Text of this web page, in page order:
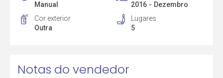
Manual
2016 - Dezembro
Cor exterior
Outra
Lugares
5
Notas do vendedor